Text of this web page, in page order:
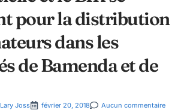
pour la distribution
dans les
de Bamenda et de
Lary Joss février 20, 2018 Aucun commentaire